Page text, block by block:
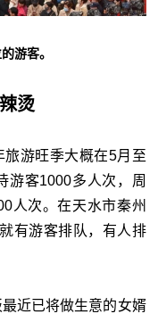
游客。
烫
游旺季大概在5月至
游客1000多人次，周
人次。在天水市秦州
有游客排队，有人排
近已将做生意的女婿